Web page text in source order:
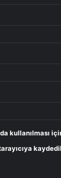
kullanılması